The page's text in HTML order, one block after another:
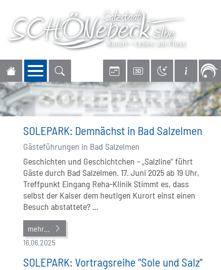
Navigation öffnen
SOLEPARK: Demnächst in Bad Salzelmen
Gästeführungen in Bad Salzelmen
Geschichten und Geschichtchen – „Salzline“ führt
Gäste durch Bad Salzelmen. 17. Juni 2025 ab 19 Uhr,
Treffpunkt Eingang Reha-Klinik Stimmt es, dass
selbst der Kaiser dem heutigen Kurort einst einen
Besuch abstattete? ...
mehr...
16.06.2025
SOLEPARK: Vortragsreihe "Sole und Salz"